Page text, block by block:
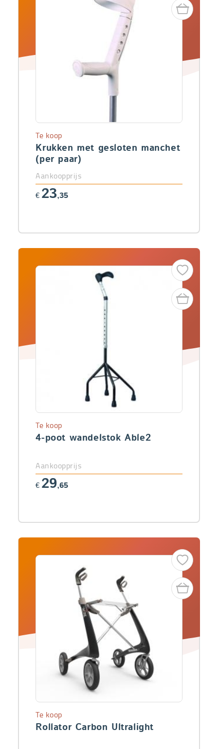
Krukken met gesloten manchet
(per paar)
Te koop
Aankoopprijs
€ 23,35
4-poot wandelstok Able2
Te koop
Aankoopprijs
€ 29,65
Rollator Carbon Ultralight
Te koop